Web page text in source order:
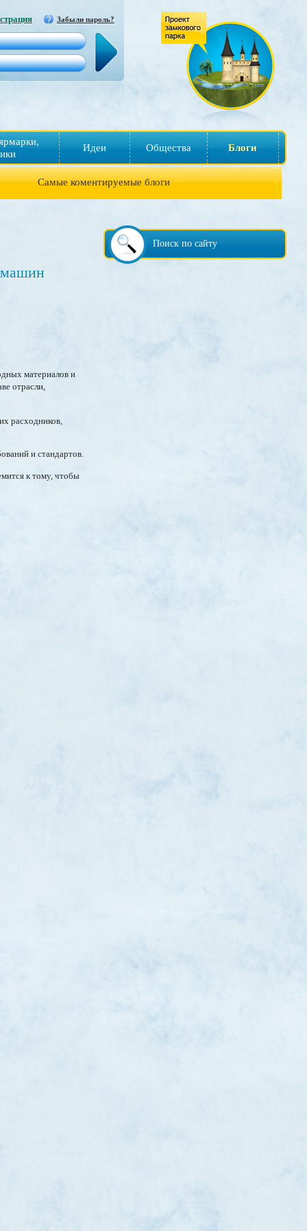
Забыли пароль?
Идеи Общества Блоги
Самые коментируемые блоги
Поиск по сайту
машин
материалов и
отрасли,
расходников,
и стандартов.
к тому, чтобы